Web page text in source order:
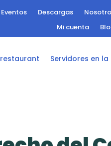
Eventos Descargas
Mi cuenta
Servidores en la